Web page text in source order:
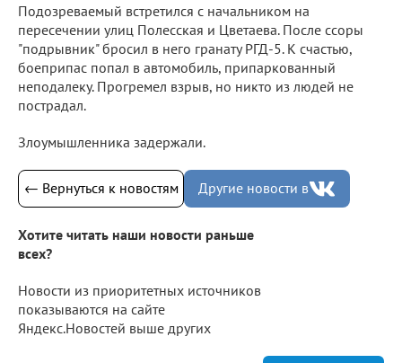
Подозреваемый встретился с начальником на
пересечении улиц Полесская и Цветаева. После ссоры
"подрывник" бросил в него гранату РГД-5. К счастью,
боеприпас попал в автомобиль, припаркованный
неподалеку. Прогремел взрыв, но никто из людей не
пострадал.
Злоумышленника задержали.
← Вернуться к новостям Другие новости в
Хотите читать наши новости раньше
всех?
Новости из приоритетных источников
показываются на сайте
Яндекс.Новостей выше других